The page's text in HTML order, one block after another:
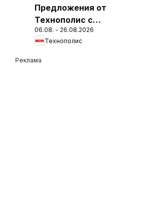
Предложения от
Технополис с
валидност до
26.08.2026
06.08. - 26.08.2026
Технополис
Реклама